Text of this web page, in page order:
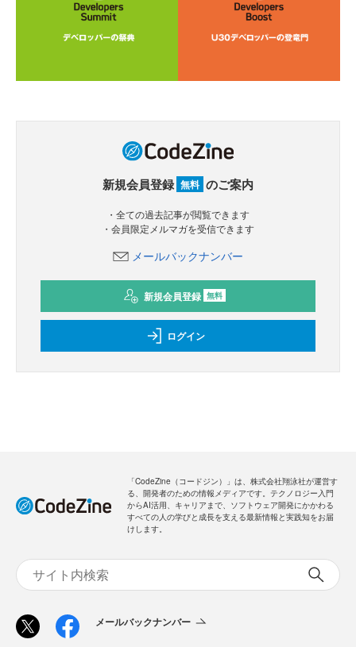
新規会員登録 無料 のご案内
・全ての過去記事が閲覧できます
・会員限定メルマガを受信できます
メールバックナンバー
新規会員登録 無料
ログイン
「CodeZine（コードジン）」は、株式会社翔泳社が運営す
る、開発者のための情報メディアです。テクノロジー入門
からAI活用、キャリアまで、ソフトウェア開発にかかわる
すべての人の学びと成長を支える最新情報と実践知をお届
けします。
メールバックナンバー